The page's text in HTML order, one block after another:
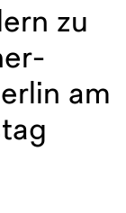
zu
am